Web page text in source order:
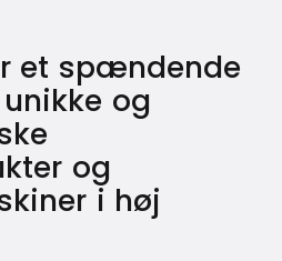
et spændende
og
og
i høj